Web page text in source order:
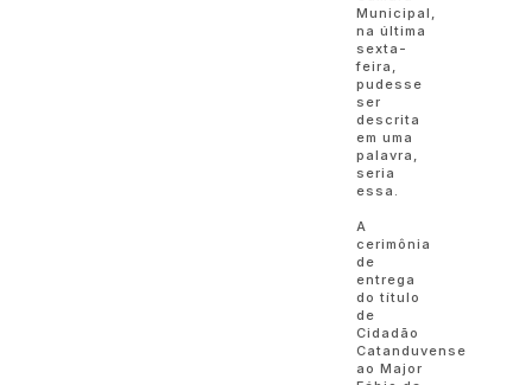
Municipal,
na última
sexta-
feira,
pudesse
ser
descrita
em uma
palavra,
seria
essa.
A
cerimônia
de
entrega
do título
de
Cidadão
Catanduvense
ao Major